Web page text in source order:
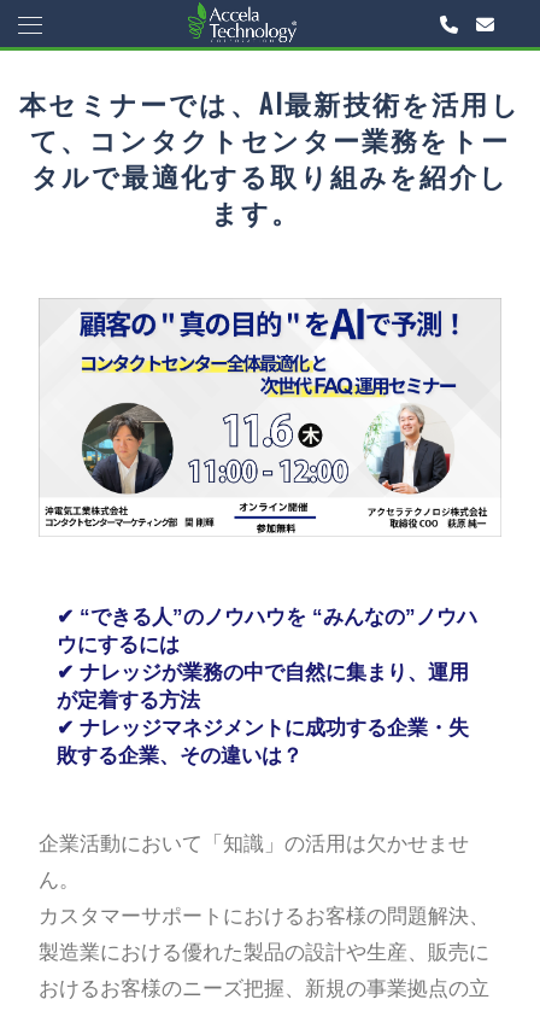
本セミナーでは、AI最新技術を活用し
て、コンタクトセンター業務をトー
タルで最適化する取り組みを紹介し
ます。
✔ “できる人”のノウハウを “みんなの”ノウハ
ウにするには
✔ ナレッジが業務の中で自然に集まり、運用
が定着する方法
✔ ナレッジマネジメントに成功する企業・失
敗する企業、その違いは？
企業活動において「知識」の活用は欠かせませ
ん。
カスタマーサポートにおけるお客様の問題解決、
製造業における優れた製品の設計や生産、販売に
おけるお客様のニーズ把握、新規の事業拠点の立